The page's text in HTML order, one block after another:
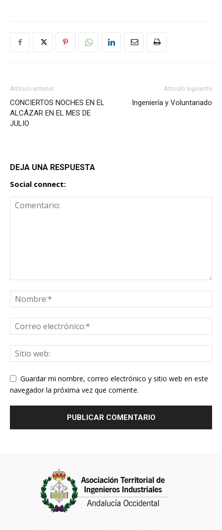
Artículo anterior
CONCIERTOS NOCHES EN EL
ALCÁZAR EN EL MES DE
JULIO
Artículo siguiente
Ingeniería y Voluntariado
DEJA UNA RESPUESTA
Social connect:
Guardar mi nombre, correo electrónico y sitio web en este
navegador la próxima vez que comente.